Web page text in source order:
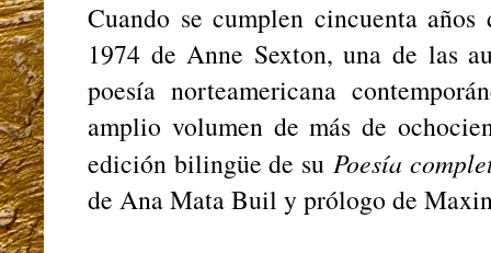
Cuando se cumplen cincuenta
1974 de Anne Sexton, una de las
poesía norteamericana
amplio volumen de más de
edición bilingüe de suPoesía
de Ana Mata Buil y prólogo de